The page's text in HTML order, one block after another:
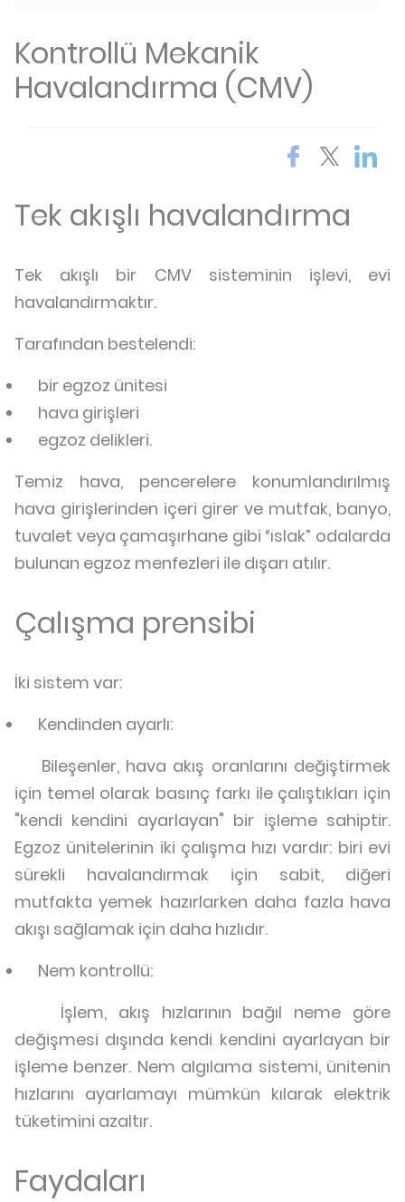
Kontrollü Mekanik
Havalandırma (CMV)
Tek akışlı havalandırma
Tek akışlı bir CMV sisteminin işlevi, evi
havalandırmaktır.
Tarafından bestelendi:
bir egzoz ünitesi
hava girişleri
egzoz delikleri.
Temiz hava, pencerelere konumlandırılmış
hava girişlerinden içeri girer ve mutfak, banyo,
tuvalet veya çamaşırhane gibi “ıslak” odalarda
bulunan egzoz menfezleri ile dışarı atılır.
Çalışma prensibi
İki sistem var:
Kendinden ayarlı:
Bileşenler, hava akış oranlarını değiştirmek
için temel olarak basınç farkı ile çalıştıkları için
"kendi kendini ayarlayan" bir işleme sahiptir.
Egzoz ünitelerinin iki çalışma hızı vardır: biri evi
sürekli havalandırmak için sabit, diğeri
mutfakta yemek hazırlarken daha fazla hava
akışı sağlamak için daha hızlıdır.
Nem kontrollü:
İşlem, akış hızlarının bağıl neme göre
değişmesi dışında kendi kendini ayarlayan bir
işleme benzer. Nem algılama sistemi, ünitenin
hızlarını ayarlamayı mümkün kılarak elektrik
tüketimini azaltır.
Faydaları